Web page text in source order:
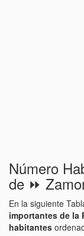
Número
de ⏩
En la siguiente
importantes de la
habitantes